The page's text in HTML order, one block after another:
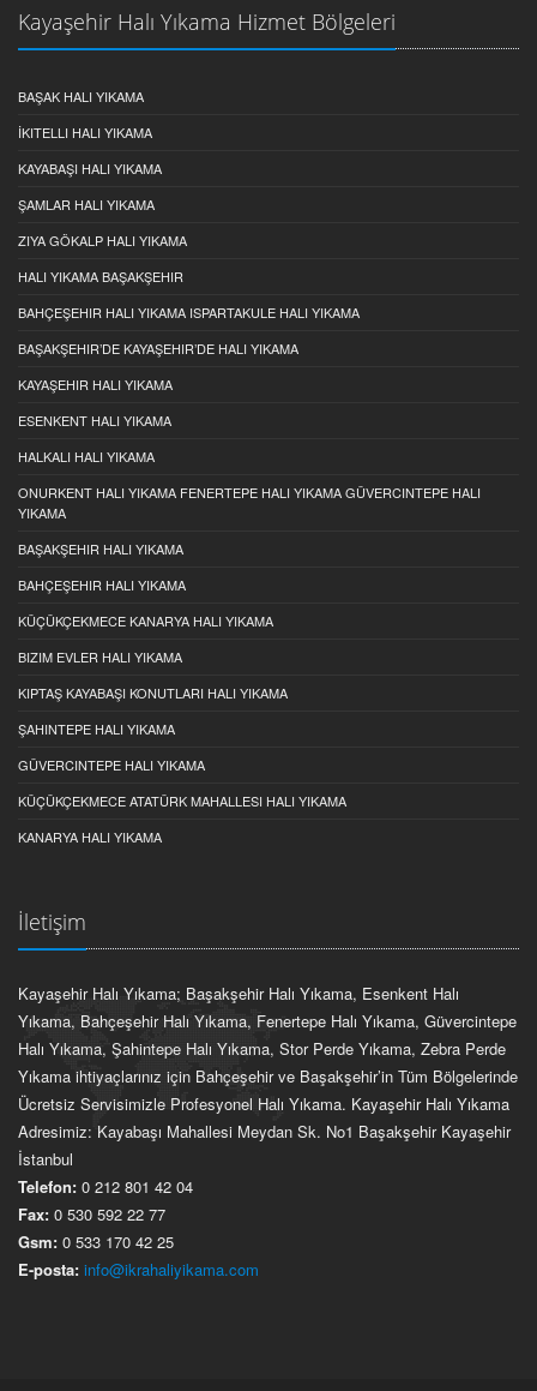
Kayaşehir Halı Yıkama Hizmet Bölgeleri
BAŞAK HALI YIKAMA
İKITELLI HALI YIKAMA
KAYABAŞI HALI YIKAMA
ŞAMLAR HALI YIKAMA
ZIYA GÖKALP HALI YIKAMA
HALI YIKAMA BAŞAKŞEHIR
BAHÇEŞEHIR HALI YIKAMA ISPARTAKULE HALI YIKAMA
BAŞAKŞEHIR’DE KAYAŞEHIR’DE HALI YIKAMA
KAYAŞEHIR HALI YIKAMA
ESENKENT HALI YIKAMA
HALKALI HALI YIKAMA
ONURKENT HALI YIKAMA FENERTEPE HALI YIKAMA GÜVERCINTEPE HALI
YIKAMA
BAŞAKŞEHIR HALI YIKAMA
BAHÇEŞEHIR HALI YIKAMA
KÜÇÜKÇEKMECE KANARYA HALI YIKAMA
BIZIM EVLER HALI YIKAMA
KIPTAŞ KAYABAŞI KONUTLARI HALI YIKAMA
ŞAHINTEPE HALI YIKAMA
GÜVERCINTEPE HALI YIKAMA
KÜÇÜKÇEKMECE ATATÜRK MAHALLESI HALI YIKAMA
KANARYA HALI YIKAMA
İletişim
Kayaşehir Halı Yıkama; Başakşehir Halı Yıkama, Esenkent Halı
Yıkama, Bahçeşehir Halı Yıkama, Fenertepe Halı Yıkama, Güvercintepe
Halı Yıkama, Şahintepe Halı Yıkama, Stor Perde Yıkama, Zebra Perde
Yıkama ihtiyaçlarınız için Bahçeşehir ve Başakşehir’in Tüm Bölgelerinde
Ücretsiz Servisimizle Profesyonel Halı Yıkama. Kayaşehir Halı Yıkama
Adresimiz: Kayabaşı Mahallesi Meydan Sk. No1 Başakşehir Kayaşehir
İstanbul
Telefon: 0 212 801 42 04
Fax: 0 530 592 22 77
Gsm: 0 533 170 42 25
E-posta: info@ikrahaliyikama.com